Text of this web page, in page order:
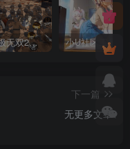
小U社区【极无双2完整版】3D动作ARPG手游+Linux学习手工端+GM授权后台+视频教程
下一篇
无更多文章